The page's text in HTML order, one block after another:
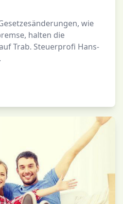
wie
halten die
Trab. Steuerprofi Hans-